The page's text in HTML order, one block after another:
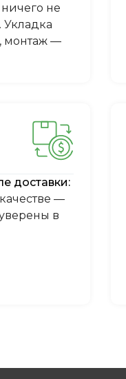
не
Укладка
монтаж —
доставки:
—
в